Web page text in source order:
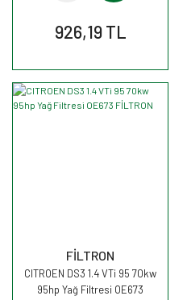
926,19 TL
FİLTRON
CITROEN DS3 1.4 VTi 95 70kw
95hp Yağ Filtresi OE673